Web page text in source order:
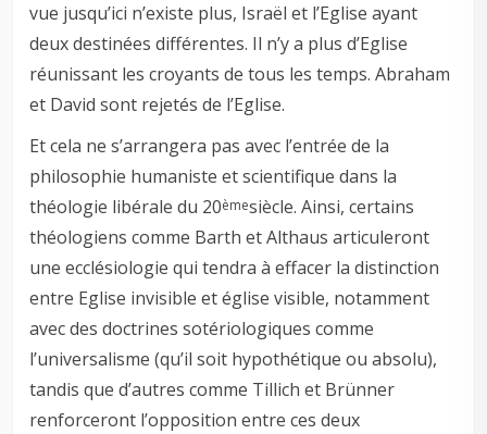
vue jusqu’ici n’existe plus, Israël et l’Eglise ayant
deux destinées différentes. Il n’y a plus d’Eglise
réunissant les croyants de tous les temps. Abraham
et David sont rejetés de l’Eglise.
Et cela ne s’arrangera pas avec l’entrée de la
philosophie humaniste et scientifique dans la
théologie libérale du 20èmesiècle. Ainsi, certains
théologiens comme Barth et Althaus articuleront
une ecclésiologie qui tendra à effacer la distinction
entre Eglise invisible et église visible, notamment
avec des doctrines sotériologiques comme
l’universalisme (qu’il soit hypothétique ou absolu),
tandis que d’autres comme Tillich et Brünner
renforceront l’opposition entre ces deux